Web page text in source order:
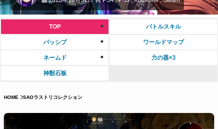
TOP バトルスキル
パッシブ ワールドマップ
ネームド 力の器×3
神獣石板
HOME SAOラストリコレクション